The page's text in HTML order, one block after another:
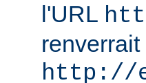
l'URL
http://